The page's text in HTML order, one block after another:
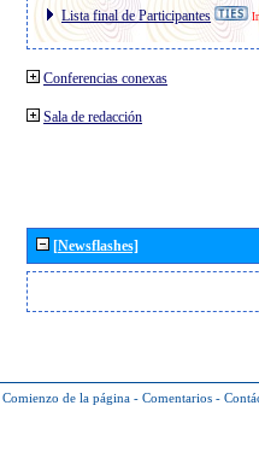
Lista final de Participantes
Conferencias conexas
Sala de redacción
[Newsflashes]
Comienzo de la página - Comentarios -